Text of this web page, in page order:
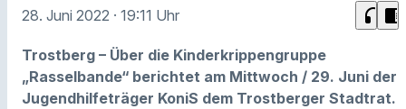
28. Juni 2022 · 19:11 Uhr headphones chrome_reader_mode
Trostberg – Über die Kinderkrippengruppe
„Rasselbande“ berichtet am Mittwoch / 29. Juni der
Jugendhilfeträger KoniS dem Trostberger Stadtrat.